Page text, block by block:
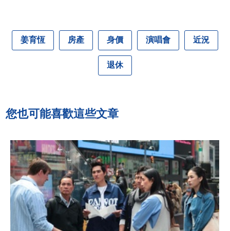
姜育恆 房產 身價 演唱會 近況
退休
您也可能喜歡這些文章